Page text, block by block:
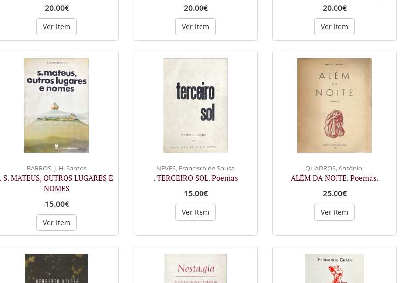
20.00€
Ver Item
20.00€
Ver Item
20.00€
Ver Item
BARROS, J. H. Santos
. S. MATEUS, OUTROS LUGARES E
NOMES
15.00€
Ver Item
NEVES, Francisco de Sousa
. TERCEIRO SOL. Poemas
15.00€
Ver Item
QUADROS, António.
ALÉM DA NOITE. Poemas.
25.00€
Ver Item